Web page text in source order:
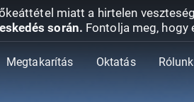
miatt a hirtelen
során. Fontolja meg, hogy
Megtakarítás Oktatás Rólunk